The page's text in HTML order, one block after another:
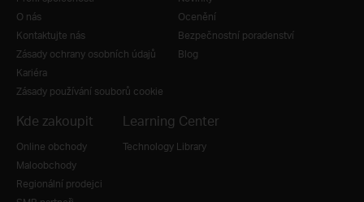
O nás
Kontaktujte nás
Zásady ochrany osobních údajů
Kariéra
Zásady používání souborů cookie
Ocenění
Bezpečnostní poradenství
Blog
Kde zakoupit
Online obchody
Maloobchody
Regionální prodejci
Learning Center
Technology Library